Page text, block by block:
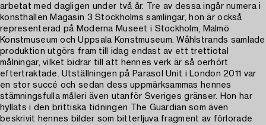
arbetat med dagligen under två år. Tre av dessa ingår numera i
konsthallen Magasin 3 Stockholms samlingar, hon är också
representerad på Moderna Museet i Stockholm, Malmö
Konstmuseum och Uppsala Konstmuseum. Wåhlstrands samlade
produktion utgörs fram till idag endast av ett trettiotal
målningar, vilket bidrar till att hennes verk är så oerhört
eftertraktade. Utställningen på Parasol Unit i London 2011 var
en stor succé och sedan dess uppmärksammas hennes
stämningsfulla måleri även utanför Sveriges gränser. Hon har
hyllats i den brittiska tidningen The Guardian som även
beskrivit hennes bilder som bitterljuva fragment av förlorade